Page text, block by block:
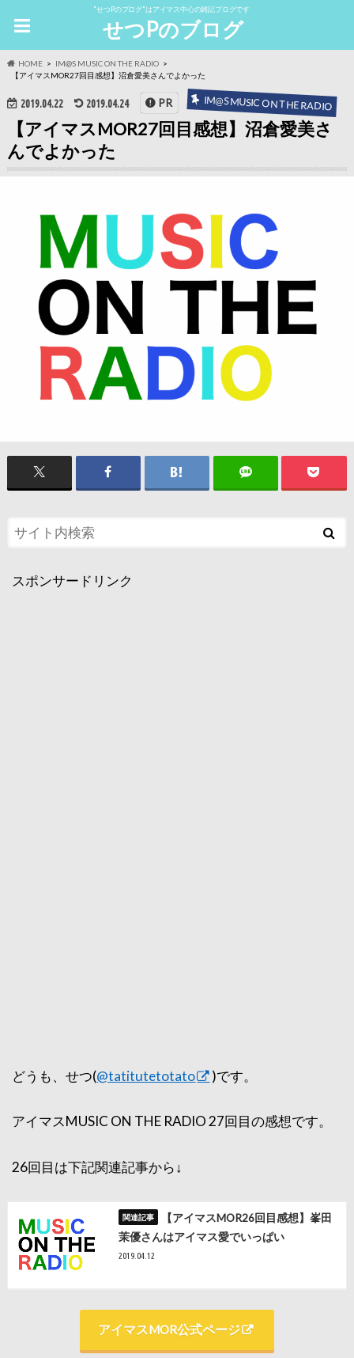
"せつPのブログ"はアイマス中心の雑記ブログです
せつPのブログ
HOME
IM@S MUSIC ON THE RADIO
【アイマスMOR27回目感想】沼倉愛美さんでよかった
2019.04.22 2019.04.24 IM@S MUSIC ON THE RADIO
PR
【アイマスMOR27回目感想】沼倉愛美さ
んでよかった
スポンサードリンク
どうも、せつ(@tatitutetotato )です。
アイマスMUSIC ON THE RADIO 27回目の感想です。
26回目は下記関連記事から↓
【アイマスMOR26回目感想】峯田
茉優さんはアイマス愛でいっぱい
2019.04.12
アイマスMOR公式ページ